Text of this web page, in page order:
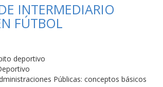
INTERMEDIARIO
FÚTBOL
deportivo
Públicas: conceptos básicos